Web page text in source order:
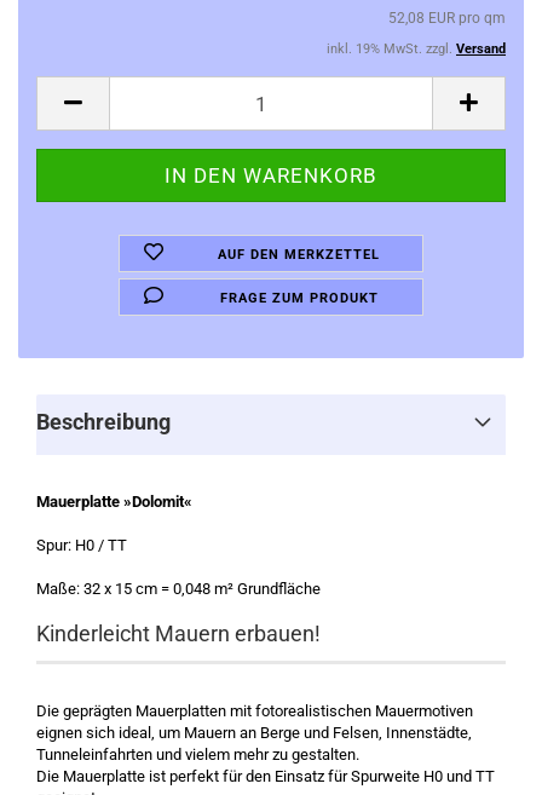
52,08 EUR pro qm
inkl. 19% MwSt. zzgl. Versand
AUF DEN MERKZETTEL
FRAGE ZUM PRODUKT
Beschreibung
Mauerplatte »Dolomit«
Spur: H0 / TT
Maße: 32 x 15 cm = 0,048 m² Grundfläche
Kinderleicht Mauern erbauen!
Die geprägten Mauerplatten mit fotorealistischen Mauermotiven
eignen sich ideal, um Mauern an Berge und Felsen, Innenstädte,
Tunneleinfahrten und vielem mehr zu gestalten.
Die Mauerplatte ist perfekt für den Einsatz für Spurweite H0 und TT